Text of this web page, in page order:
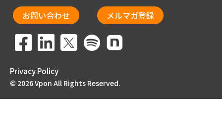
お問い合わせ
メルマガ登録
Privacy Policy
© 2026 Vpon All Rights Reserved.